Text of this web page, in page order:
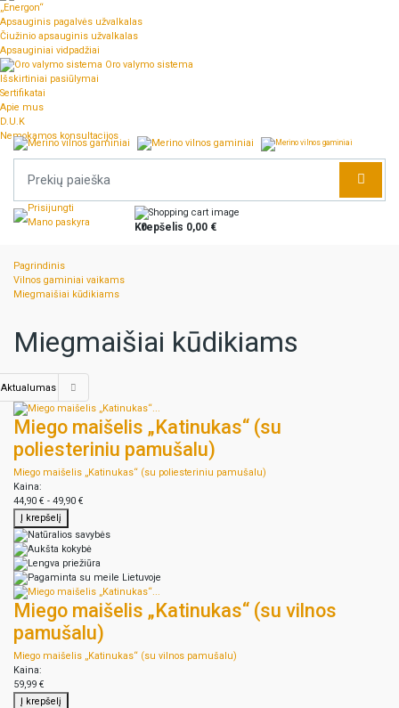
„Energon“
Apsauginis pagalvės užvalkalas
Čiužinio apsauginis užvalkalas
Apsauginiai vidpadžiai
Oro valymo sistema
Išskirtiniai pasiūlymai
Sertifikatai
Apie mus
D.U.K
Nemokamos konsultacijos
Prisijungti
Mano paskyra
0
Krepšelis 0,00 €
Pagrindinis
Vilnos gaminiai vaikams
Miegmaišiai kūdikiams
Miegmaišiai kūdikiams
Aktualumas
Miego maišelis „Katinukas“ (su
poliesteriniu pamušalu)
Miego maišelis „Katinukas“ (su poliesteriniu pamušalu)
Kaina:
44,90 € - 49,90 €
Į krepšelį
Miego maišelis „Katinukas“ (su vilnos
pamušalu)
Miego maišelis „Katinukas“ (su vilnos pamušalu)
Kaina:
59,99 €
Į krepšelį